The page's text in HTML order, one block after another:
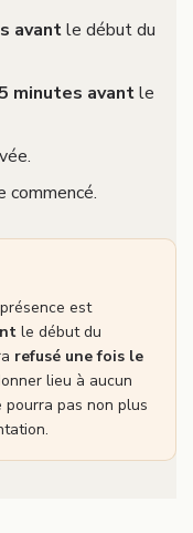
avantle début du
minutes avantle
commencé.
est
le début du
refusé une fois le
lieu à aucun
pourra pas non plus